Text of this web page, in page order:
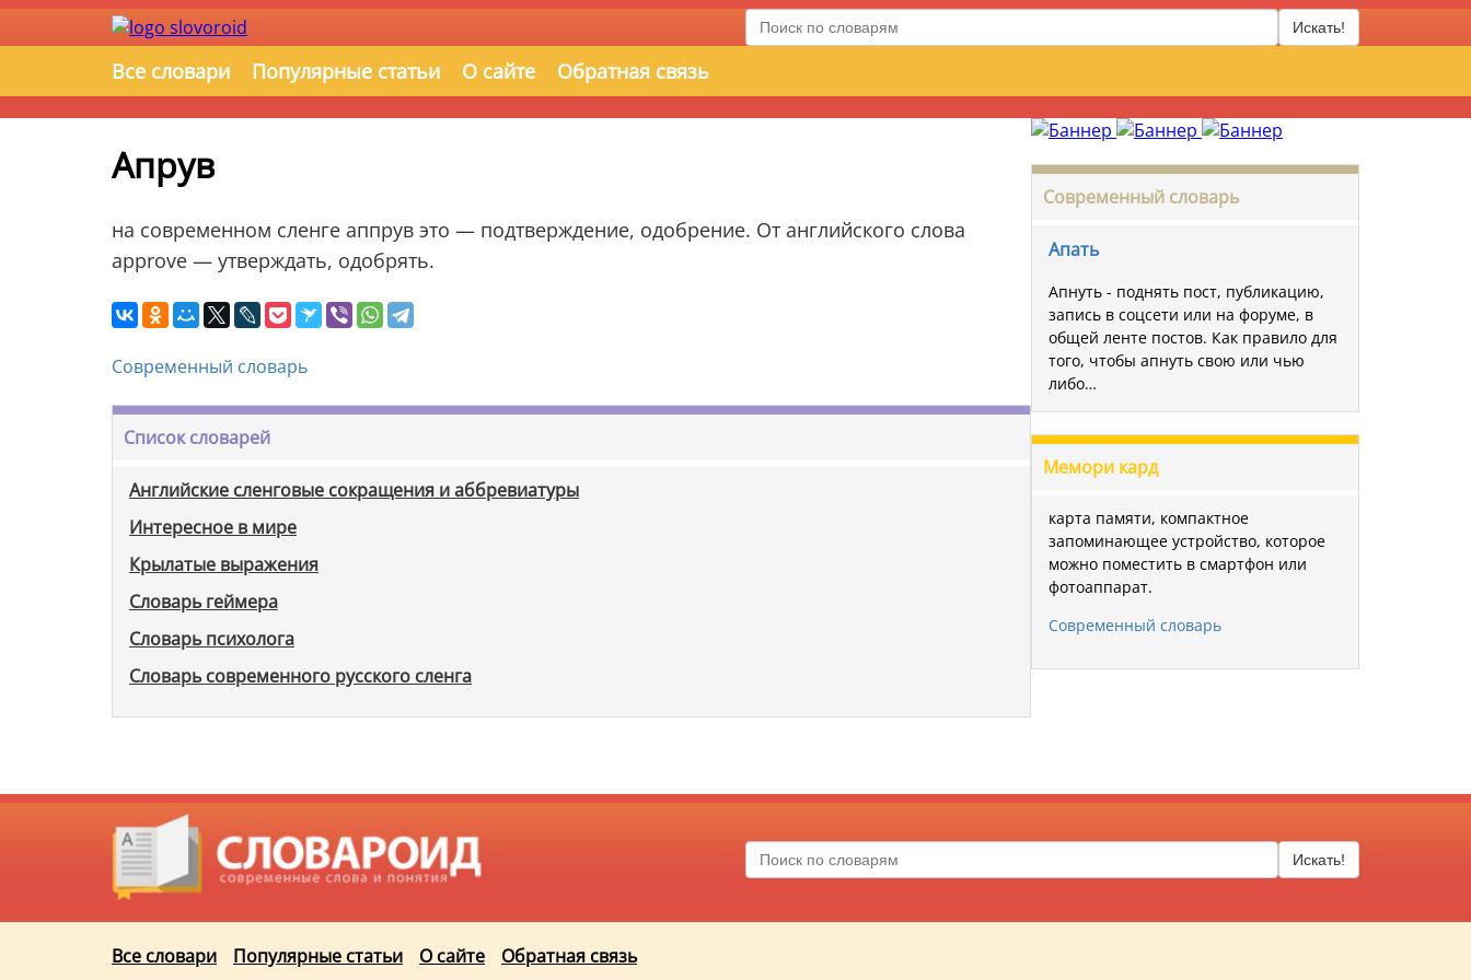
Искать!
Все словари Популярные статьи О сайте Обратная связь
Апрув
на современном сленге аппрув это — подтверждение, одобрение. От английского слова
approve — утверждать, одобрять.
Современный словарь
Список словарей
Английские сленговые сокращения и аббревиатуры
Интересное в мире
Крылатые выражения
Словарь геймера
Словарь психолога
Словарь современного русского сленга
Современный словарь
Апать
Апнуть - поднять пост, публикацию,
запись в соцсети или на форуме, в
общей ленте постов. Как правило для
того, чтобы апнуть свою или чью
либо…
Мемори кард
карта памяти, компактное
запоминающее устройство, которое
можно поместить в смартфон или
фотоаппарат.
Современный словарь
Искать!
Все словари Популярные статьи О сайте Обратная связь